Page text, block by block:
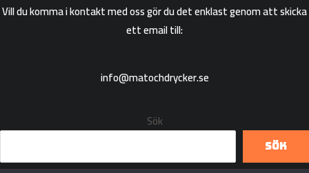
Vill du komma i kontakt med oss gör du det enklast genom att skicka
ett email till:
info@matochdrycker.se
Sök
Sök